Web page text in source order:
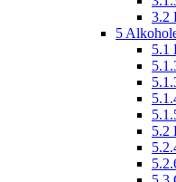
3.2
5
5.1
5.2